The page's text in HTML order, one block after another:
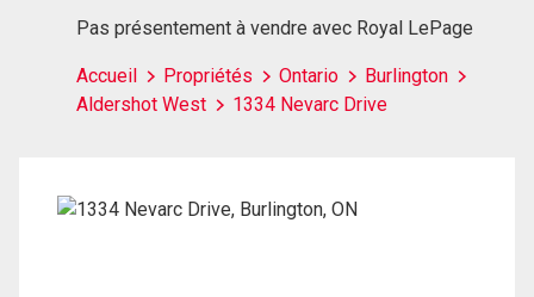
Pas présentement à vendre avec Royal LePage
Accueil Propriétés Ontario
Burlington
Aldershot West
1334 Nevarc Drive